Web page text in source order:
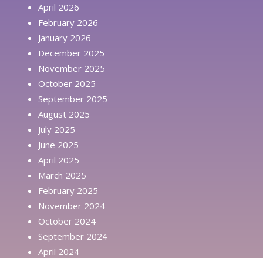
April 2026
February 2026
January 2026
December 2025
November 2025
October 2025
September 2025
August 2025
July 2025
June 2025
April 2025
March 2025
February 2025
November 2024
October 2024
September 2024
April 2024